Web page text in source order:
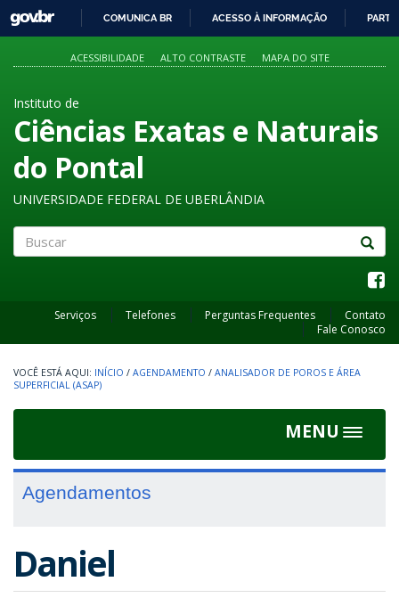
PARA
O
GOVBR
COMUNICA BR ACESSO À INFORMAÇÃO
ACESSIBILIDADE ALTO CONTRASTE MAPA DO SITE
Instituto de
Ciências Exatas e Naturais
do Pontal
UNIVERSIDADE FEDERAL DE UBERLÂNDIA
Serviços Telefones Perguntas Frequentes
Contato
Fale Conosco
INÍCIO / AGENDAMENTO / ANALISADOR DE POROS E ÁREA
SUPERFICIAL (ASAP)
MENU
Toggle
Agendamentos
Daniel